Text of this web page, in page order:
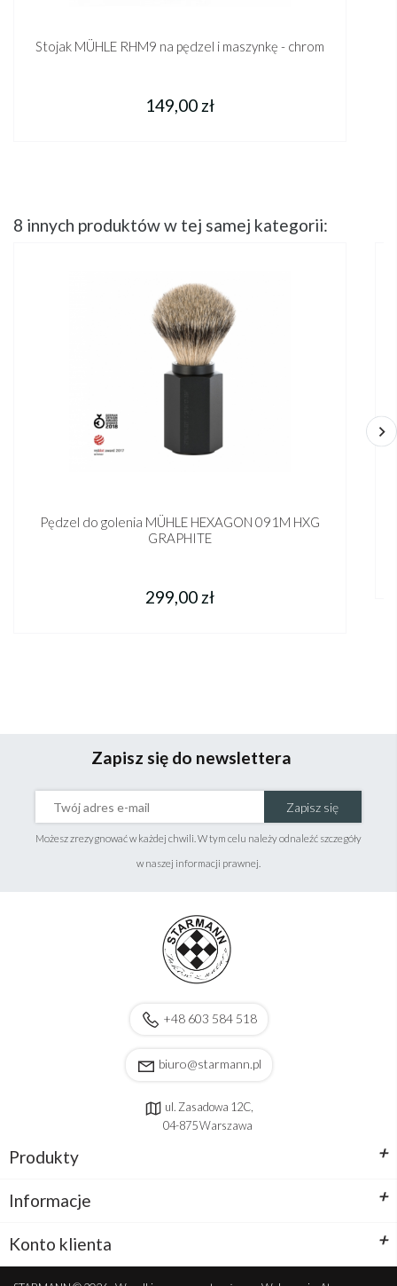
Stojak MÜHLE RHM9 na pędzel i maszynkę - chrom
149,00 zł
8 innych produktów w tej samej kategorii:
Pędzel do golenia MÜHLE HEXAGON 091M HXG
GRAPHITE
299,00 zł
Zapisz się do newslettera
Zapisz się
Możesz zrezygnować w każdej chwili. W tym celu należy odnaleźć szczegóły
w naszej informacji prawnej.
+48 603 584 518
biuro@starmann.pl
ul. Zasadowa 12C,
04-875 Warszawa
Produkty +
Informacje +
Konto klienta +